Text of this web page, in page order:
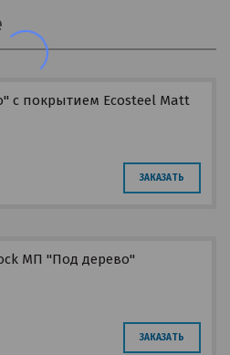
с покрытием Ecosteel Matt
ЗАКАЗАТЬ
МП "Под дерево"
ЗАКАЗАТЬ